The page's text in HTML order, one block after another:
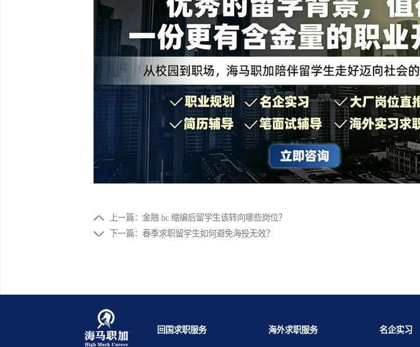
FAQ2：可走往届生社招、远程实习转正，不少大厂放宽海归毕业年限限制。
FAQ3：先进大厂关联子公司或外包过渡，后续内部转岗，曲线进入正式编制。